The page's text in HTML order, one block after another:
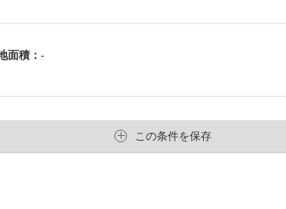
面積： -
この条件を保存